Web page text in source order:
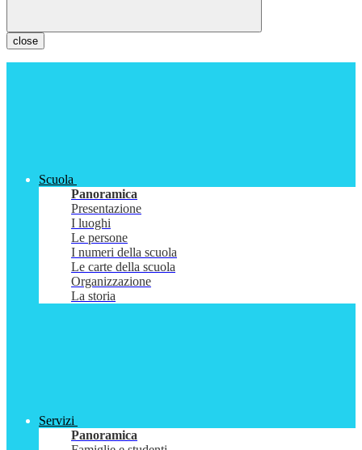
close
Scuola
Panoramica
Presentazione
I luoghi
Le persone
I numeri della scuola
Le carte della scuola
Organizzazione
La storia
Servizi
Panoramica